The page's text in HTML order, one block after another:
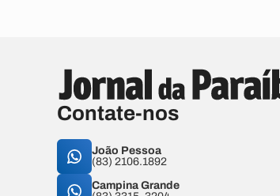
Contate-nos
João Pessoa
(83) 2106.1892
Campina Grande